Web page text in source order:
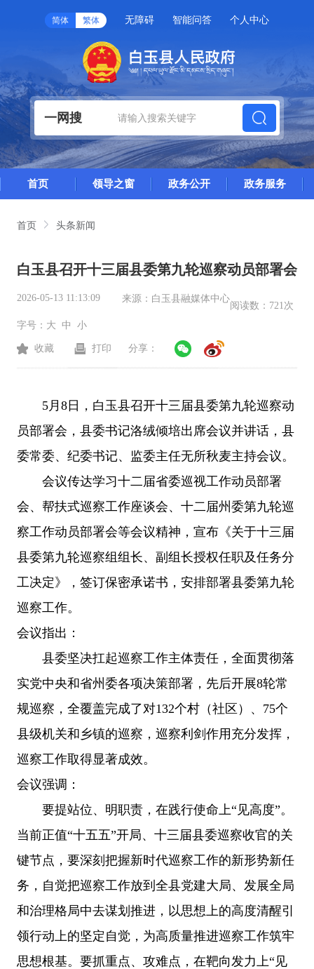
简体 繁体 无障碍 智能问答 个人中心
一网搜
首页 领导之窗 政务公开 政务服务
首页 头条新闻
白玉县召开十三届县委第九轮巡察动员部署会
2026-05-13 11:13:09 来源： 白玉县融媒体中心
阅读数： 721次
字号： 大 中 小
收藏 打印 分享：
5月8日，白玉县召开十三届县委第九轮巡察动
员部署会，县委书记洛绒倾培出席会议并讲话，县
委常委、纪委书记、监委主任无所秋麦主持会议。
会议传达学习十二届省委巡视工作动员部署
会、帮扶式巡察工作座谈会、十二届州委第九轮巡
察工作动员部署会等会议精神，宣布《关于十三届
县委第九轮巡察组组长、副组长授权任职及任务分
工决定》，签订保密承诺书，安排部署县委第九轮
巡察工作。
会议指出：
县委坚决扛起巡察工作主体责任，全面贯彻落
实党中央和省州委各项决策部署，先后开展8轮常
规巡察，全覆盖完成了对132个村（社区）、75个
县级机关和乡镇的巡察，巡察利剑作用充分发挥，
巡察工作取得显著成效。
会议强调：
要提站位、明职责，在践行使命上“见高度”。
当前正值“十五五”开局、十三届县委巡察收官的关
键节点，要深刻把握新时代巡察工作的新形势新任
务，自觉把巡察工作放到全县党建大局、发展全局
和治理格局中去谋划推进，以思想上的高度清醒引
领行动上的坚定自觉，为高质量推进巡察工作筑牢
思想根基。要抓重点、攻难点，在靶向发力上“见